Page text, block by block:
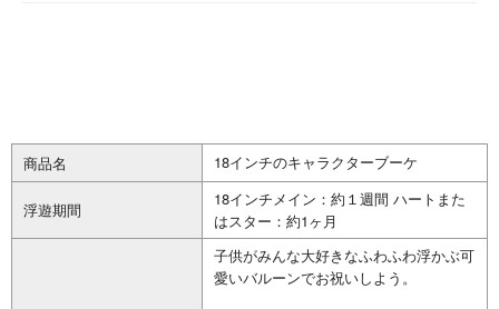
商品名 18インチのキャラクターブーケ
浮遊期間
18インチメイン：約１週間 ハートまた
はスター：約1ヶ月
子供がみんな大好きなふわふわ浮かぶ可
愛いバルーンでお祝いしよう。